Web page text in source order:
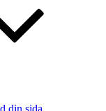
din sida